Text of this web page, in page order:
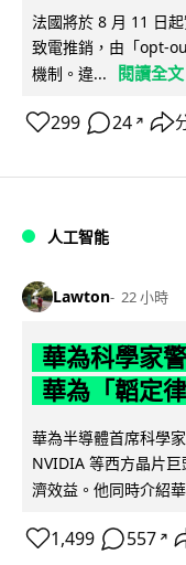
法國將於 8 月 11 日
致電推銷，由「opt-
機制。違...
閱讀全文
299 24 ↗
人工智能
Lawton 22 小時
華為科學家
華為「韜定
華為半導體首席科學
NVIDIA 等西方晶片
濟效益。他同時介紹
1,499 557 ↗